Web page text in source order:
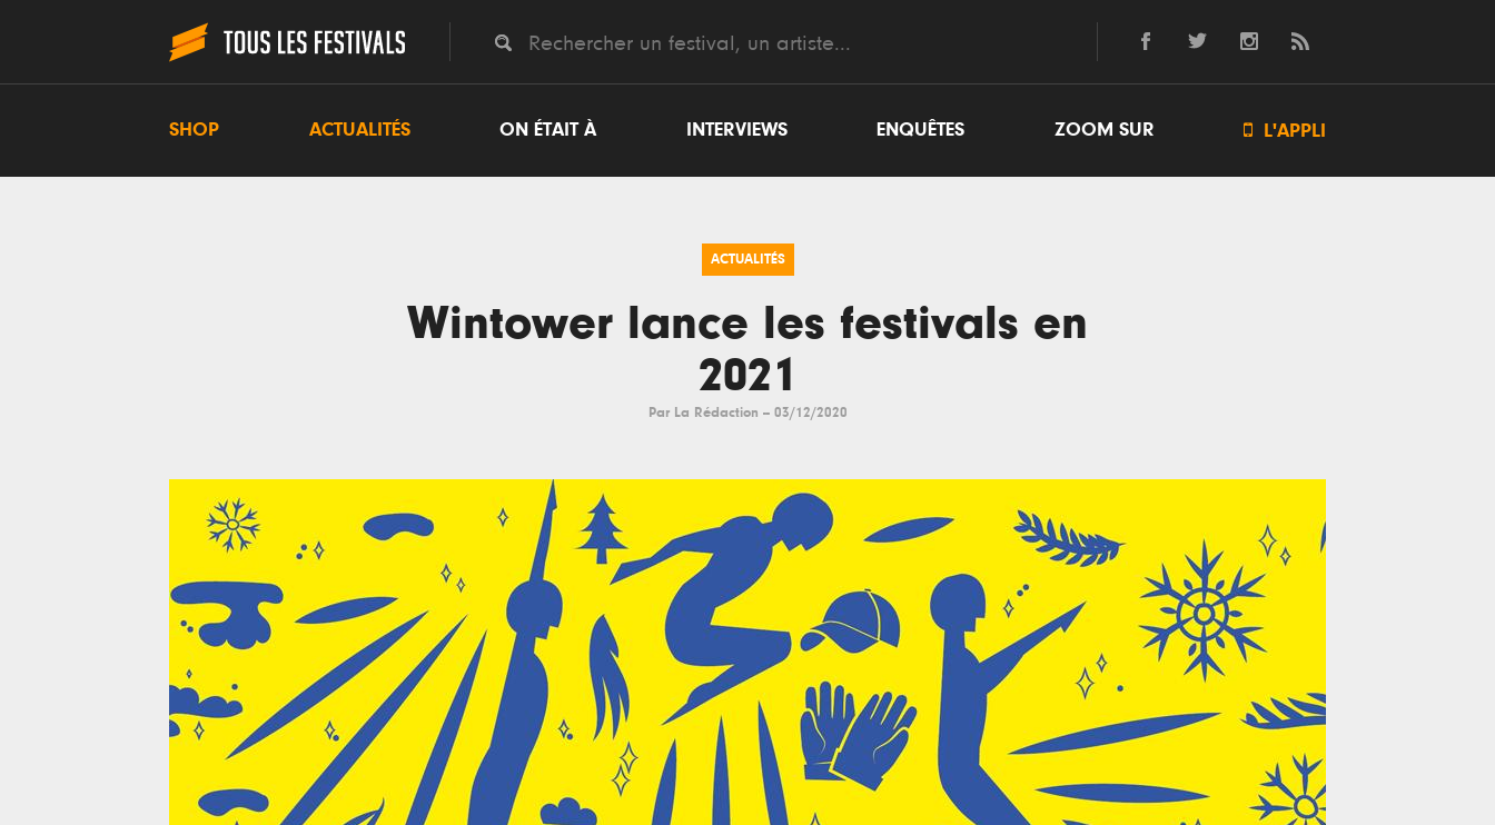
SHOP ACTUALITÉS ON ÉTAIT À INTERVIEWS ENQUÊTES ZOOM SUR  L'APPLI
ACTUALITÉS
Wintower lance les festivals en
2021
Par La Rédaction -- 03/12/2020